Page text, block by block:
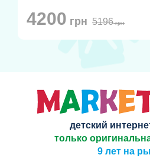
4200 грн 5196грн
детский
только
9 лет на